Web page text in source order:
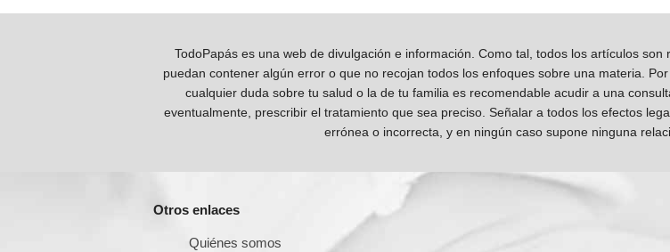
TodoPapás es una web de divulgación e información. Como tal, todos los artículos
puedan contener algún error o que no recojan todos los enfoques sobre una materia.
cualquier duda sobre tu salud o la de tu familia es recomendable acudir a una
eventualmente, prescribir el tratamiento que sea preciso. Señalar a todos los efectos
errónea o incorrecta, y en ningún caso supone ninguna
Otros enlaces
Quiénes somos